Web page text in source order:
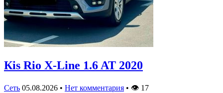
Кis Rio X-Line 1.6 AT 2020
Сеть 05.08.2026 • Нет комментария • 👁 17